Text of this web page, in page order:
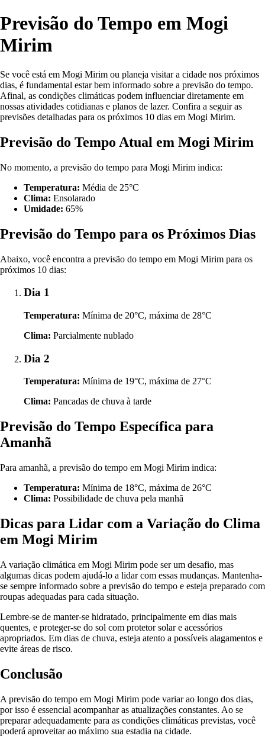
Previsão do Tempo em Mogi
Mirim
Se você está em Mogi Mirim ou planeja visitar a cidade nos próximos
dias, é fundamental estar bem informado sobre a previsão do tempo.
Afinal, as condições climáticas podem influenciar diretamente em
nossas atividades cotidianas e planos de lazer. Confira a seguir as
previsões detalhadas para os próximos 10 dias em Mogi Mirim.
Previsão do Tempo Atual em Mogi Mirim
No momento, a previsão do tempo para Mogi Mirim indica:
Temperatura: Média de 25°C
Clima: Ensolarado
Umidade: 65%
Previsão do Tempo para os Próximos Dias
Abaixo, você encontra a previsão do tempo em Mogi Mirim para os
próximos 10 dias:
Dia 1
Temperatura: Mínima de 20°C, máxima de 28°C
Clima: Parcialmente nublado
Dia 2
Temperatura: Mínima de 19°C, máxima de 27°C
Clima: Pancadas de chuva à tarde
Previsão do Tempo Específica para
Amanhã
Para amanhã, a previsão do tempo em Mogi Mirim indica:
Temperatura: Mínima de 18°C, máxima de 26°C
Clima: Possibilidade de chuva pela manhã
Dicas para Lidar com a Variação do Clima
em Mogi Mirim
A variação climática em Mogi Mirim pode ser um desafio, mas
algumas dicas podem ajudá-lo a lidar com essas mudanças. Mantenha-
se sempre informado sobre a previsão do tempo e esteja preparado com
roupas adequadas para cada situação.
Lembre-se de manter-se hidratado, principalmente em dias mais
quentes, e proteger-se do sol com protetor solar e acessórios
apropriados. Em dias de chuva, esteja atento a possíveis alagamentos e
evite áreas de risco.
Conclusão
A previsão do tempo em Mogi Mirim pode variar ao longo dos dias,
por isso é essencial acompanhar as atualizações constantes. Ao se
preparar adequadamente para as condições climáticas previstas, você
poderá aproveitar ao máximo sua estadia na cidade.